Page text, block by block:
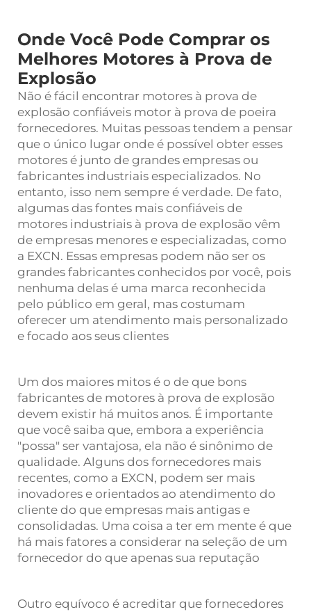
Onde Você Pode Comprar os
Melhores Motores à Prova de
Explosão
Não é fácil encontrar motores à prova de
explosão confiáveis motor à prova de poeira
fornecedores. Muitas pessoas tendem a pensar
que o único lugar onde é possível obter esses
motores é junto de grandes empresas ou
fabricantes industriais especializados. No
entanto, isso nem sempre é verdade. De fato,
algumas das fontes mais confiáveis de
motores industriais à prova de explosão vêm
de empresas menores e especializadas, como
a EXCN. Essas empresas podem não ser os
grandes fabricantes conhecidos por você, pois
nenhuma delas é uma marca reconhecida
pelo público em geral, mas costumam
oferecer um atendimento mais personalizado
e focado aos seus clientes
Um dos maiores mitos é o de que bons
fabricantes de motores à prova de explosão
devem existir há muitos anos. É importante
que você saiba que, embora a experiência
"possa" ser vantajosa, ela não é sinônimo de
qualidade. Alguns dos fornecedores mais
recentes, como a EXCN, podem ser mais
inovadores e orientados ao atendimento do
cliente do que empresas mais antigas e
consolidadas. Uma coisa a ter em mente é que
há mais fatores a considerar na seleção de um
fornecedor do que apenas sua reputação
Outro equívoco é acreditar que fornecedores